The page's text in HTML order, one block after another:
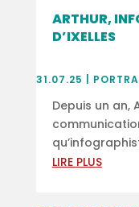
ARTHUR,
D’IXELLES
31.07.25
Depuis un an,
LIRE PLUS